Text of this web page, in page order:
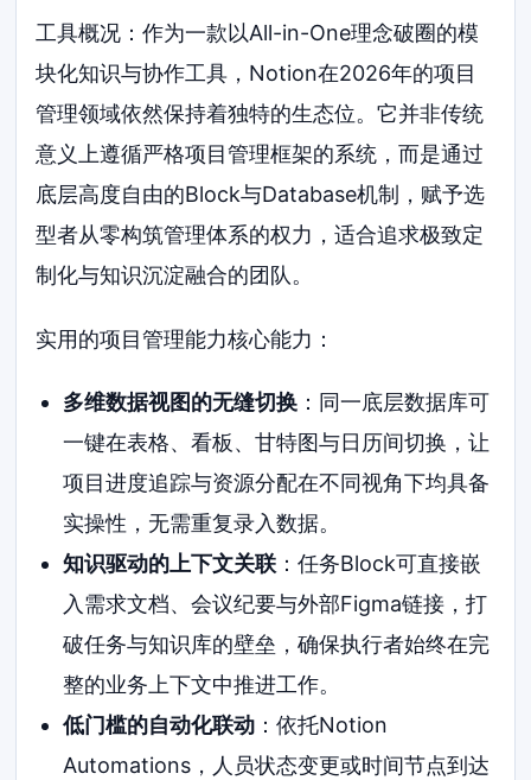
工具概况：作为一款以All-in-One理念破圈的模
块化知识与协作工具，Notion在2026年的项目
管理领域依然保持着独特的生态位。它并非传统
意义上遵循严格项目管理框架的系统，而是通过
底层高度自由的Block与Database机制，赋予选
型者从零构筑管理体系的权力，适合追求极致定
制化与知识沉淀融合的团队。
实用的项目管理能力核心能力：
多维数据视图的无缝切换：同一底层数据库可
一键在表格、看板、甘特图与日历间切换，让
项目进度追踪与资源分配在不同视角下均具备
实操性，无需重复录入数据。
知识驱动的上下文关联：任务Block可直接嵌
入需求文档、会议纪要与外部Figma链接，打
破任务与知识库的壁垒，确保执行者始终在完
整的业务上下文中推进工作。
低门槛的自动化联动：依托Notion
Automations，人员状态变更或时间节点到达